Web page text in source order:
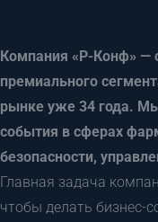
Компания «Р-Конф» —
премиального
рынке уже 34 года.
события в сферах
безопасности,
Главная задача
чтобы делать бизнес-